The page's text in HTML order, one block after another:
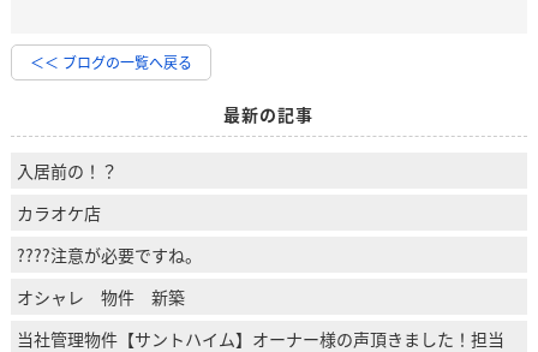
＜＜ ブログの一覧へ戻る
最新の記事
入居前の！？
カラオケ店
????注意が必要ですね。
オシャレ 物件 新築
当社管理物件【サントハイム】オーナー様の声頂きました！担当